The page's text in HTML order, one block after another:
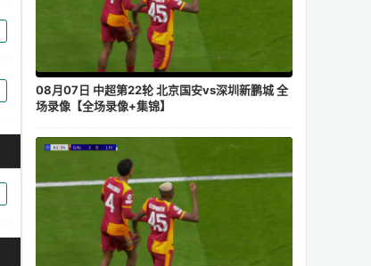
08月07日 中超第22轮 北京国安vs深圳新鹏城 全
场录像【全场录像+集锦】